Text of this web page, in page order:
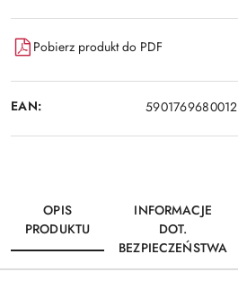
Pobierz produkt do PDF
EAN: 5901769680012
OPIS
PRODUKTU
INFORMACJE
DOT.
BEZPIECZEŃSTWA